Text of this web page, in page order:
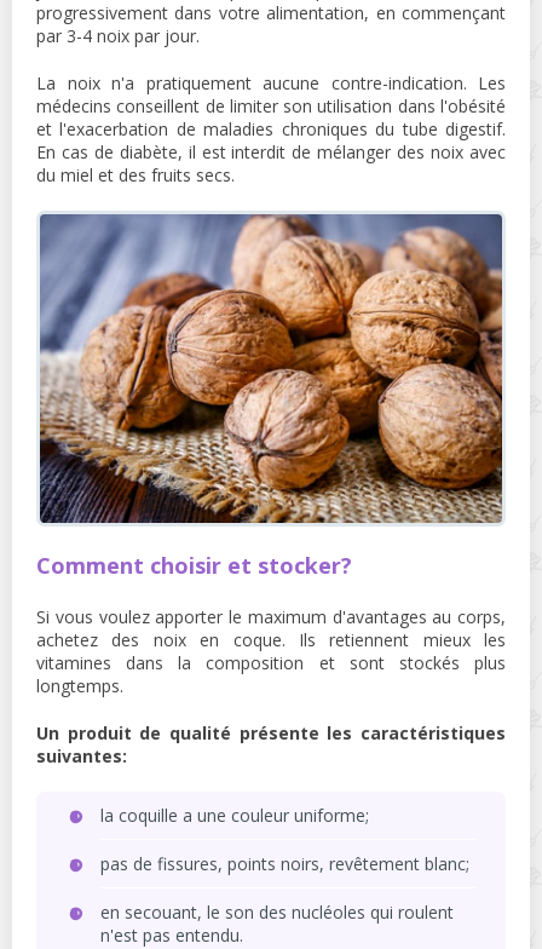
progressivement dans votre alimentation, en commençant
par 3-4 noix par jour.
La noix n'a pratiquement aucune contre-indication. Les
médecins conseillent de limiter son utilisation dans l'obésité
et l'exacerbation de maladies chroniques du tube digestif.
En cas de diabète, il est interdit de mélanger des noix avec
du miel et des fruits secs.
Comment choisir et stocker?
Si vous voulez apporter le maximum d'avantages au corps,
achetez des noix en coque. Ils retiennent mieux les
vitamines dans la composition et sont stockés plus
longtemps.
Un produit de qualité présente les caractéristiques
suivantes:
la coquille a une couleur uniforme;
pas de fissures, points noirs, revêtement blanc;
en secouant, le son des nucléoles qui roulent
n'est pas entendu.